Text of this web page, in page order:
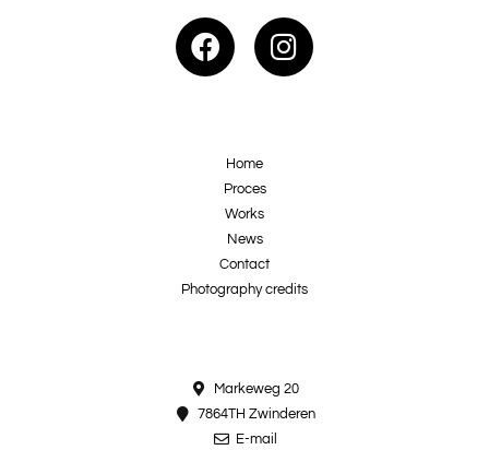
Home
Proces
Works
News
Contact
Photography credits
Markeweg 20
7864TH Zwinderen
E-mail